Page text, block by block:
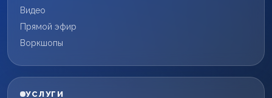
Видео
Прямой эфир
Воркшопы
УСЛУГИ